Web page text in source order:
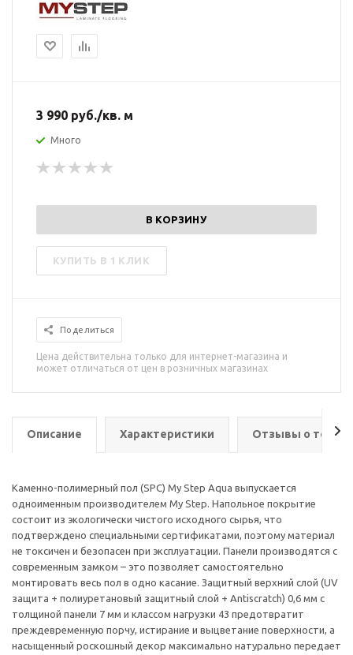
3 990 руб./кв. м
Много
В КОРЗИНУ
КУПИТЬ В 1 КЛИК
Поделиться
Цена действительна только для интернет-магазина и
может отличаться от цен в розничных магазинах
Описание Характеристики Отзывы о
Каменно-полимерный пол (SPC) My Step Aqua выпускается
одноименным производителем My Step. Напольное покрытие
состоит из экологически чистого исходного сырья, что
подтверждено специальными сертификатами, поэтому материал
не токсичен и безопасен при эксплуатации. Панели производятся с
современным замком – это позволяет самостоятельно
монтировать весь пол в одно касание. Защитный верхний слой (UV
защита + полиуретановый защитный слой + Antiscratch) 0,6 мм с
толщиной панели 7 мм и классом нагрузки 43 предотвратит
преждевременную порчу, истирание и выцветание поверхности, а
насыщенный роскошный декор максимально натурально передает